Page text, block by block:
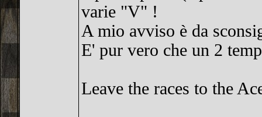
varie "V" !
A mio avviso è da
E' pur vero che un 2
Leave the races to the